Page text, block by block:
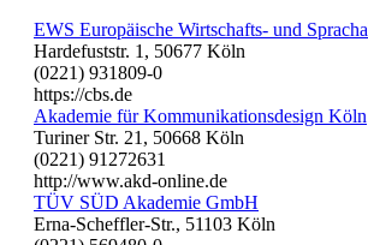
EWS Europäische Wirtschafts- und
Hardefuststr. 1, 50677 Köln
(0221) 931809-0
https://cbs.de
Akademie für Kommunikationsdesign Köln
Turiner Str. 21, 50668 Köln
(0221) 91272631
http://www.akd-online.de
TÜV SÜD Akademie GmbH
Erna-Scheffler-Str., 51103 Köln